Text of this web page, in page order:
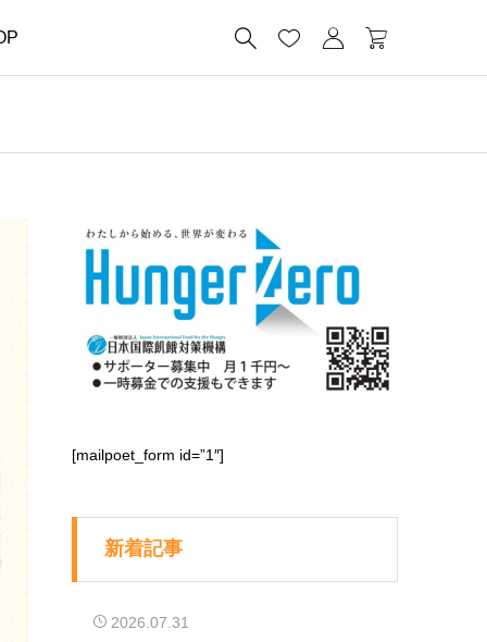
   
[mailpoet_form id=”1″]
新着記事
2026.07.31